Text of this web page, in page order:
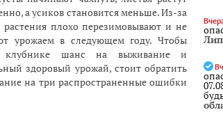
а усиков становится меньше. Из-за
растения плохо перезимовывают и не
урожаем в следующем году. Чтобы
клубнике шанс на выживание и
здоровый урожай, стоит обратить
на три распространенные ошибки